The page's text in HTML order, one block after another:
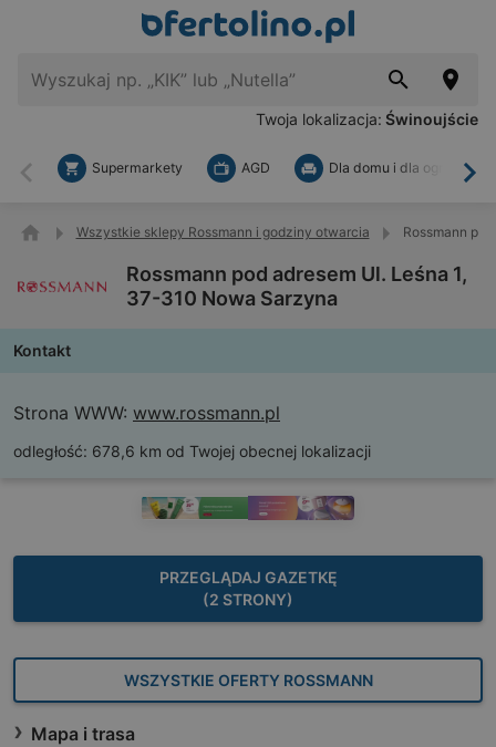
Twoja lokalizacja: Świnoujście
Wstecz
Supermarkety AGD Dla domu i dla ogrodu
Wszystkie sklepy Rossmann i godziny otwarcia Rossmann
Rossmann pod adresem Ul. Leśna 1,
37-310 Nowa Sarzyna
Kontakt
Strona WWW: www.rossmann.pl
odległość: 678,6 km od Twojej obecnej lokalizacji
PRZEGLĄDAJ GAZETKĘ
(2 STRONY)
WSZYSTKIE OFERTY ROSSMANN
Mapa i trasa